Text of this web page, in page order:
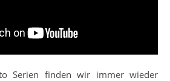
Serien finden wir immer wieder